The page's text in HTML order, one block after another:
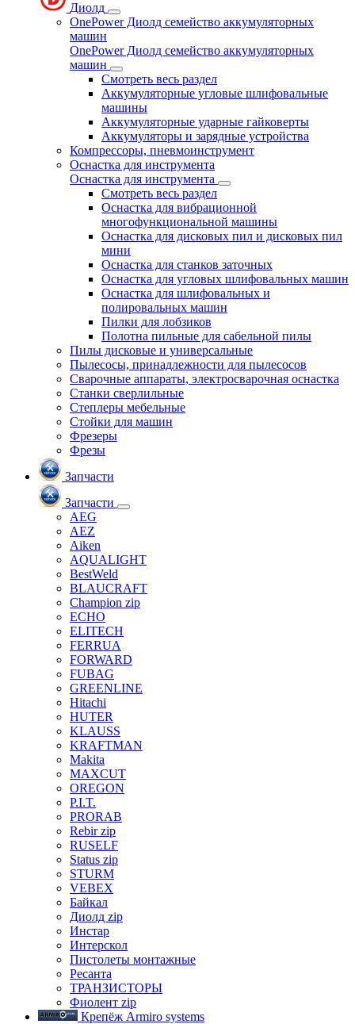
Диолд
OnePower Диолд семейство аккумуляторных
машин
OnePower Диолд семейство аккумуляторных
машин
Смотреть весь раздел
Аккумуляторные угловые шлифовальные
машины
Аккумуляторные ударные гайковерты
Аккумуляторы и зарядные устройства
Компрессоры, пневмоинструмент
Оснастка для инструмента
Оснастка для инструмента
Смотреть весь раздел
Оснастка для вибрационной
многофункциональной машины
Оснастка для дисковых пил и дисковых пил
мини
Оснастка для станков заточных
Оснастка для угловых шлифовальных машин
Оснастка для шлифовальных и
полировальных машин
Пилки для лобзиков
Полотна пильные для сабельной пилы
Пилы дисковые и универсальные
Пылесосы, принадлежности для пылесосов
Сварочные аппараты, электросварочная оснастка
Станки сверлильные
Степлеры мебельные
Стойки для машин
Фрезеры
Фрезы
Запчасти
Запчасти
AEG
AEZ
Aiken
AQUALIGHT
BestWeld
BLAUCRAFT
Champion zip
ECHO
ELITECH
FERRUA
FORWARD
FUBAG
GREENLINE
Hitachi
HUTER
KLAUSS
KRAFTMAN
Makita
MAXCUT
OREGON
P.I.T.
PRORAB
Rebir zip
RUSELF
Status zip
STURM
VEBEX
Байкал
Диолд zip
Инстар
Интерскол
Пистолеты монтажные
Ресанта
ТРАНЗИСТОРЫ
Фиолент zip
Крепёж Armiro systems